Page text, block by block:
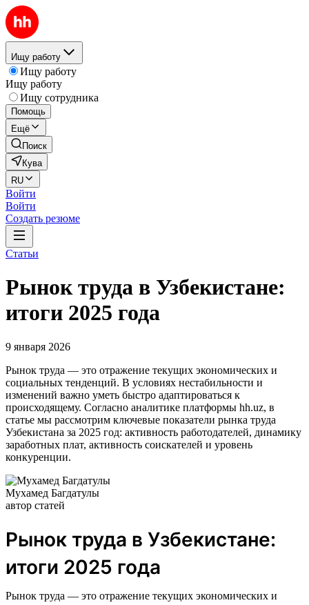
Ищу работу
Ищу работу
Ищу работу
Ищу сотрудника
Помощь
Ещё
Поиск
Кува
RU
Войти
Войти
Создать резюме
Статьи
Рынок труда в Узбекистане:
итоги 2025 года
9 января 2026
Рынок труда — это отражение текущих экономических и
социальных тенденций. В условиях нестабильности и
изменений важно уметь быстро адаптироваться к
происходящему. Согласно аналитике платформы hh.uz, в
статье мы рассмотрим ключевые показатели рынка труда
Узбекистана за 2025 год: активность работодателей, динамику
заработных плат, активность соискателей и уровень
конкуренции.
Мухамед Багдатулы
автор статей
Рынок труда в Узбекистане:
итоги 2025 года
Рынок труда — это отражение текущих экономических и